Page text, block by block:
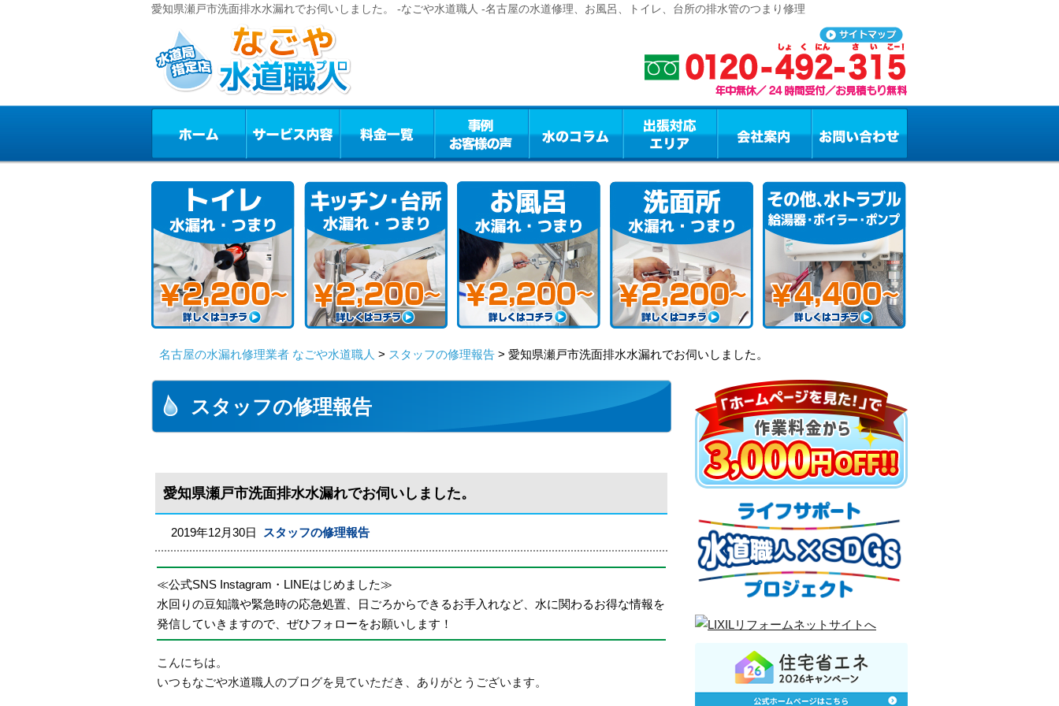
愛知県瀬戸市洗面排水水漏れでお伺いしました。 -なごや水道職人 -名古屋の水道修理、お風呂、トイレ、台所の排水管のつまり修理
名古屋の水漏れ修理業者 なごや水道職人 > スタッフの修理報告 > 愛知県瀬戸市洗面排水水漏れでお伺いしました。
スタッフの修理報告
愛知県瀬戸市洗面排水水漏れでお伺いしました。
2019年12月30日 スタッフの修理報告
≪公式SNS Instagram・LINEはじめました≫
水回りの豆知識や緊急時の応急処置、日ごろからできるお手入れなど、水に関わるお得な情報を
発信していきますので、ぜひフォローをお願いします！
こんにちは。
いつもなごや水道職人のブログを見ていただき、ありがとうございます。